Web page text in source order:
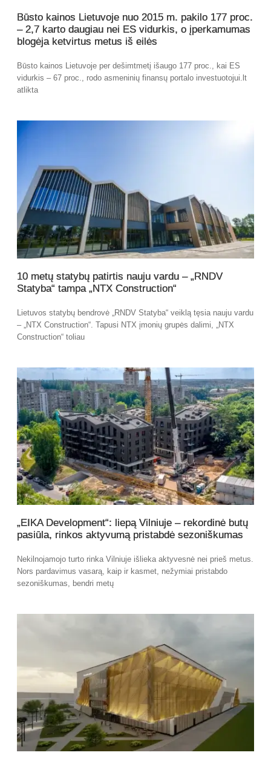
Būsto kainos Lietuvoje nuo 2015 m. pakilo 177 proc.
– 2,7 karto daugiau nei ES vidurkis, o įperkamumas
blogėja ketvirtus metus iš eilės
Būsto kainos Lietuvoje per dešimtmetį išaugo 177 proc., kai ES
vidurkis – 67 proc., rodo asmeninių finansų portalo investuotojui.lt
atlikta
10 metų statybų patirtis nauju vardu – „RNDV
Statyba“ tampa „NTX Construction“
Lietuvos statybų bendrovė „RNDV Statyba“ veiklą tęsia nauju vardu
– „NTX Construction“. Tapusi NTX įmonių grupės dalimi, „NTX
Construction“ toliau
„EIKA Development“: liepą Vilniuje – rekordinė butų
pasiūla, rinkos aktyvumą pristabdė sezoniškumas
Nekilnojamojo turto rinka Vilniuje išlieka aktyvesnė nei prieš metus.
Nors pardavimus vasarą, kaip ir kasmet, nežymiai pristabdo
sezoniškumas, bendri metų